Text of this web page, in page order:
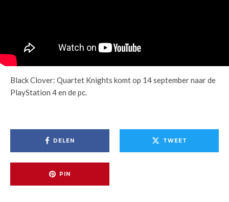
Black Clover: Quartet Knights komt op 14 september naar de
PlayStation 4 en de pc.
DELEN TWEET
PIN